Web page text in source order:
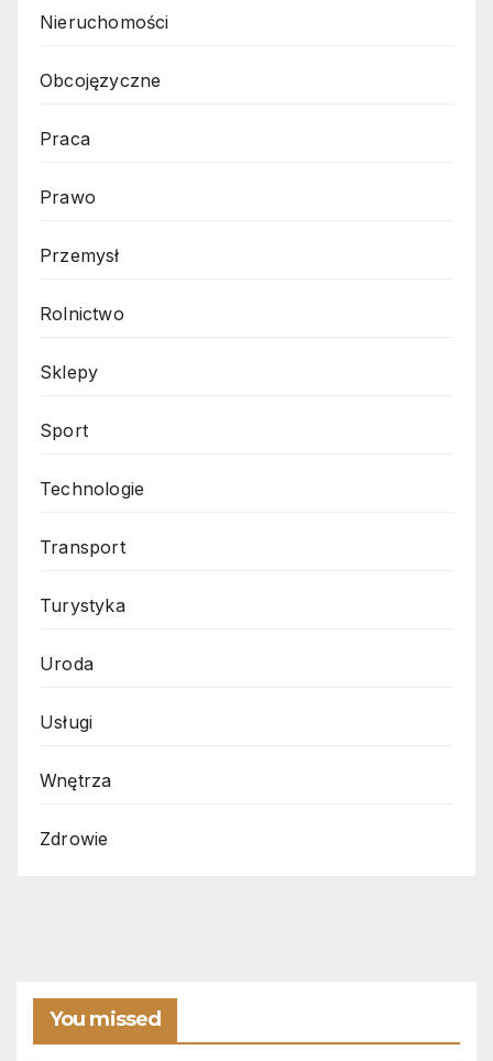
Nieruchomości
Obcojęzyczne
Praca
Prawo
Przemysł
Rolnictwo
Sklepy
Sport
Technologie
Transport
Turystyka
Uroda
Usługi
Wnętrza
Zdrowie
You missed